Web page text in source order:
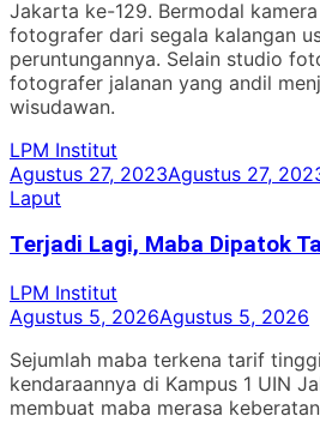
Jakarta ke-129. Bermodal
fotografer dari segala kalangan
peruntungannya. Selain studio
fotografer jalanan yang andil
wisudawan.
LPM Institut
Agustus 27, 2023Agustus 27,
Laput
Terjadi Lagi, Maba Dipatok
LPM Institut
Agustus 5, 2026Agustus 5, 2026
Sejumlah maba terkena tarif
kendaraannya di Kampus 1 UIN
membuat maba merasa